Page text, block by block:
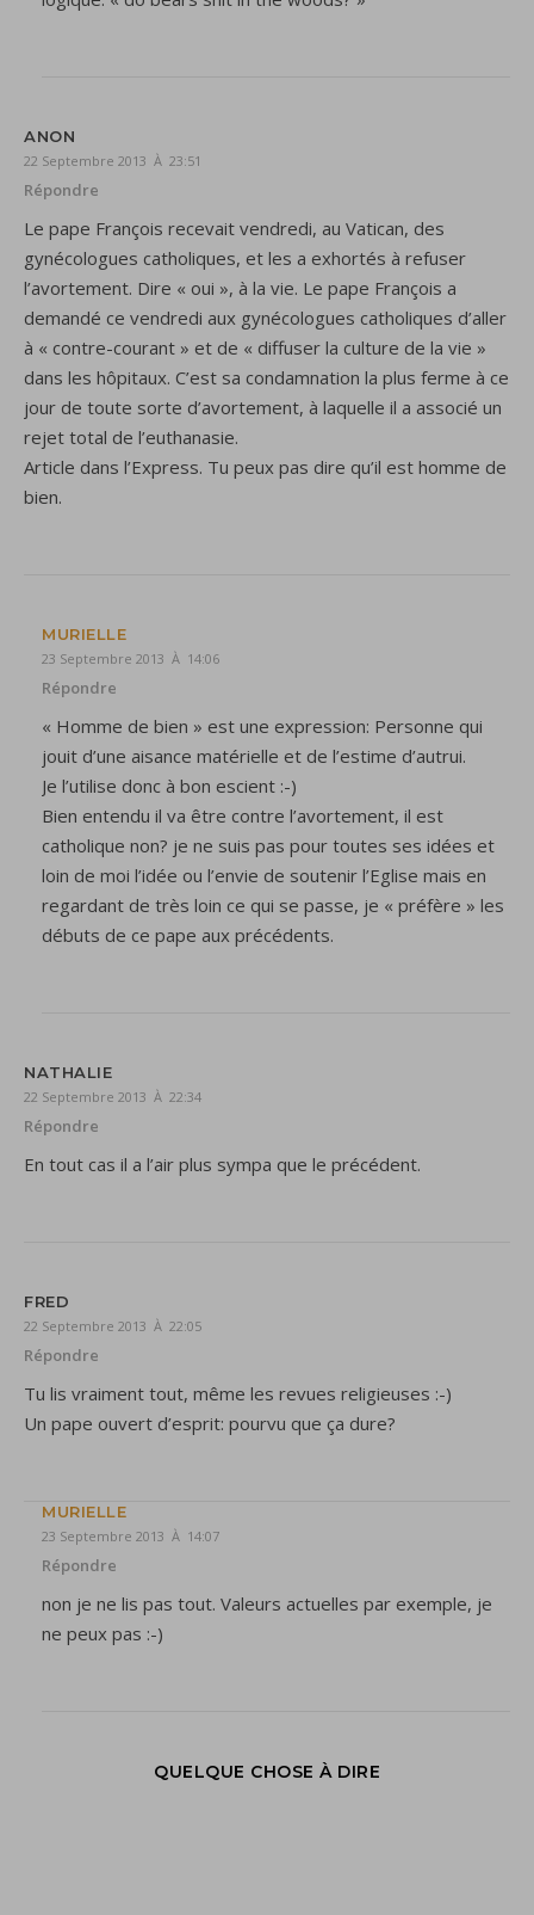
ANON
22 Septembre 2013 À 23:51
Répondre
Le pape François recevait vendredi, au Vatican, des
gynécologues catholiques, et les a exhortés à refuser
l’avortement. Dire « oui », à la vie. Le pape François a
demandé ce vendredi aux gynécologues catholiques d’aller
à « contre-courant » et de « diffuser la culture de la vie »
dans les hôpitaux. C’est sa condamnation la plus ferme à ce
jour de toute sorte d’avortement, à laquelle il a associé un
rejet total de l’euthanasie.
Article dans l’Express. Tu peux pas dire qu’il est homme de
bien.
MURIELLE
23 Septembre 2013 À 14:06
Répondre
« Homme de bien » est une expression: Personne qui
jouit d’une aisance matérielle et de l’estime d’autrui.
Je l’utilise donc à bon escient :-)
Bien entendu il va être contre l’avortement, il est
catholique non? je ne suis pas pour toutes ses idées et
loin de moi l’idée ou l’envie de soutenir l’Eglise mais en
regardant de très loin ce qui se passe, je « préfère » les
débuts de ce pape aux précédents.
NATHALIE
22 Septembre 2013 À 22:34
Répondre
En tout cas il a l’air plus sympa que le précédent.
FRED
22 Septembre 2013 À 22:05
Répondre
Tu lis vraiment tout, même les revues religieuses :-)
Un pape ouvert d’esprit: pourvu que ça dure?
MURIELLE
23 Septembre 2013 À 14:07
Répondre
non je ne lis pas tout. Valeurs actuelles par exemple, je
ne peux pas :-)
QUELQUE CHOSE À DIRE